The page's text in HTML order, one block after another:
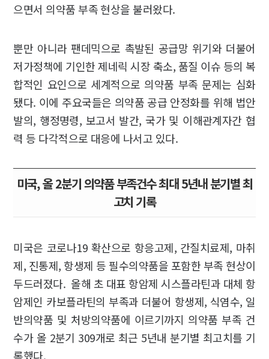
으면서 의약품 부족 현상을 불러왔다.
뿐만 아니라 팬데믹으로 촉발된 공급망 위기와 더불어
저가정책에 기인한 제네릭 시장 축소, 품질 이슈 등의 복
합적인 요인으로 세계적으로 의약품 부족 문제는 심화
됐다. 이에 주요국들은 의약품 공급 안정화를 위해 법안
발의, 행정명령, 보고서 발간, 국가 및 이해관계자간 협
력 등 다각적으로 대응에 나서고 있다.
미국, 올 2분기 의약품 부족건수 최대 5년내 분기별 최
고치 기록
미국은 코로나19 확산으로 항응고제, 간질치료제, 마취
제, 진통제, 항생제 등 필수의약품을 포함한 부족 현상이
두드러졌다. 올해 초 대표 항암제 시스플라틴과 대체 항
암제인 카보플라틴의 부족과 더불어 항생제, 식염수, 일
반의약품 및 처방의약품에 이르기까지 의약품 부족 건
수가 올 2분기 309개로 최근 5년내 분기별 최고치를 기
록했다.